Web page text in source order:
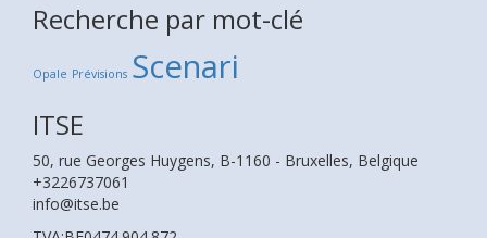
Recherche par mot-clé
Opale Prévisions Scenari
ITSE
50, rue Georges Huygens, B-1160 - Bruxelles, Belgique
+3226737061
info@itse.be